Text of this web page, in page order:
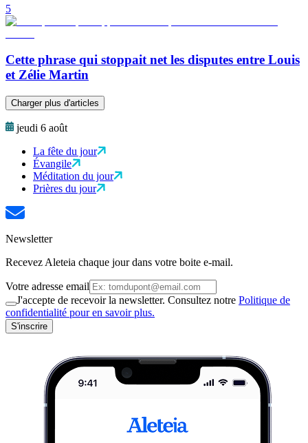
5
Cette phrase qui stoppait net les disputes entre Louis
et Zélie Martin
Charger plus d'articles
jeudi 6 août
La fête du jour
Évangile
Méditation du jour
Prières du jour
Newsletter
Recevez Aleteia chaque jour dans votre boite e-mail.
Votre adresse email
J'accepte de recevoir la newsletter. Consultez notre Politique de
confidentialité pour en savoir plus.
S'inscrire